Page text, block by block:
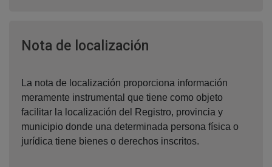
Nota de localización
La nota de localización proporciona información
meramente instrumental que tiene como objeto
facilitar la localización del Registro, provincia y
municipio donde una determinada persona física o
jurídica tiene bienes o derechos inscritos.